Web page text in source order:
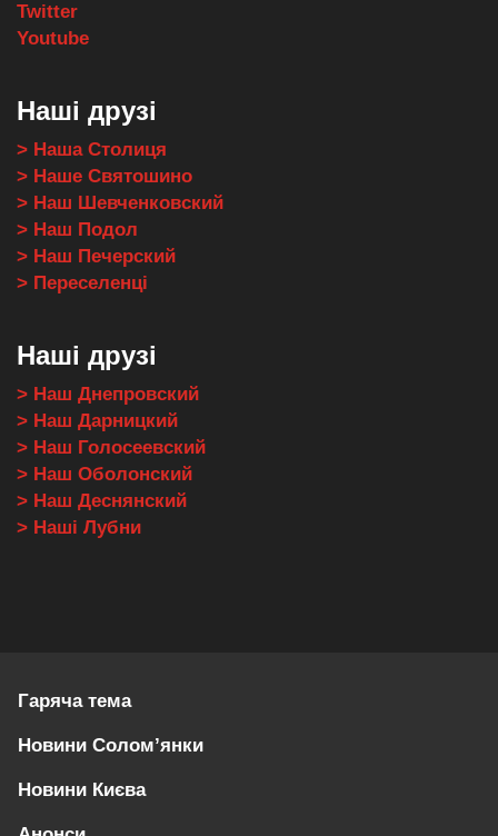
Twitter
Youtube
Наші друзі
> Наша Столиця
> Наше Святошино
> Наш Шевченковский
> Наш Подол
> Наш Печерский
> Переселенці
Наші друзі
> Наш Днепровский
> Наш Дарницкий
> Наш Голосеевский
> Наш Оболонский
> Наш Деснянский
> Наші Лубни
Гаряча тема
Новини Солом’янки
Новини Києва